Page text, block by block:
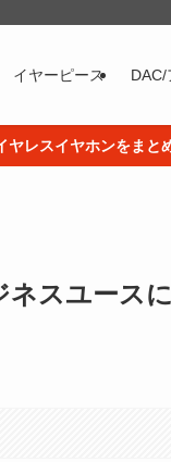
イヤーピース DAC/
ヤレスイヤホンをまと
スユース